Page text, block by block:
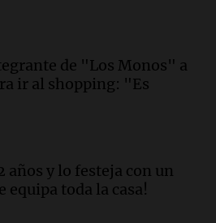
y reflexiona
espiritual
de León XIV y una
en Córdoba
de "Los Monos" a
ir al shopping: "Es
años y lo festeja con un
equipa toda la casa!